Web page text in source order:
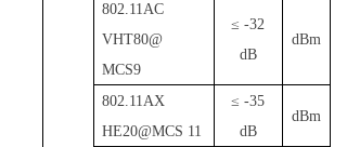
802.11AC
VHT80@
MCS9
≤ -32
dB
dBm
802.11AX
HE20@MCS 11
≤ -35
dB
dBm